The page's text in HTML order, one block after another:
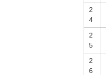
2
4
2
5
2
6